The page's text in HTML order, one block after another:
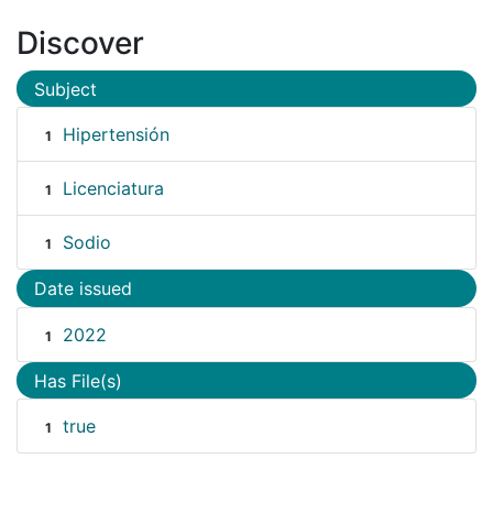
Discover
Subject
1 Hipertensión
1 Licenciatura
1 Sodio
Date issued
1 2022
Has File(s)
1 true